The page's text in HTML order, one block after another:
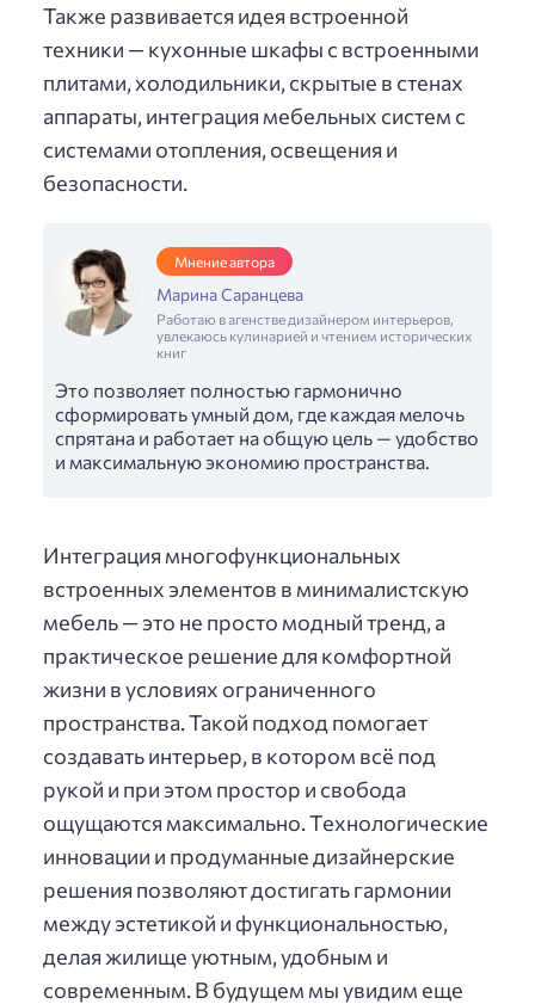
Также развивается идея встроенной
техники — кухонные шкафы с встроенными
плитами, холодильники, скрытые в стенах
аппараты, интеграция мебельных систем с
системами отопления, освещения и
безопасности.
Мнение автора
Марина Саранцева
Работаю в агенстве дизайнером интерьеров,
увлекаюсь кулинарией и чтением исторических
книг
Это позволяет полностью гармонично
сформировать умный дом, где каждая мелочь
спрятана и работает на общую цель — удобство
и максимальную экономию пространства.
Интеграция многофункциональных
встроенных элементов в минималистскую
мебель — это не просто модный тренд, а
практическое решение для комфортной
жизни в условиях ограниченного
пространства. Такой подход помогает
создавать интерьер, в котором всё под
рукой и при этом простор и свобода
ощущаются максимально. Технологические
инновации и продуманные дизайнерские
решения позволяют достигать гармонии
между эстетикой и функциональностью,
делая жилище уютным, удобным и
современным. В будущем мы увидим еще